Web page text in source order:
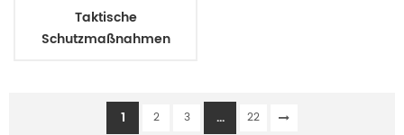
Taktische
Schutzmaßnahmen
1
2 3 ...
22